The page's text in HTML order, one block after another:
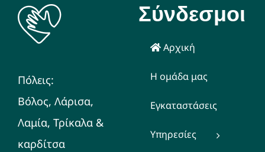
Πόλεις:
Βόλος, Λάρισα,
Λαμία, Τρίκαλα &
καρδίτσα
Σύνδεσμοι
Αρχική
Η ομάδα μας
Εγκαταστάσεις
Υπηρεσίες